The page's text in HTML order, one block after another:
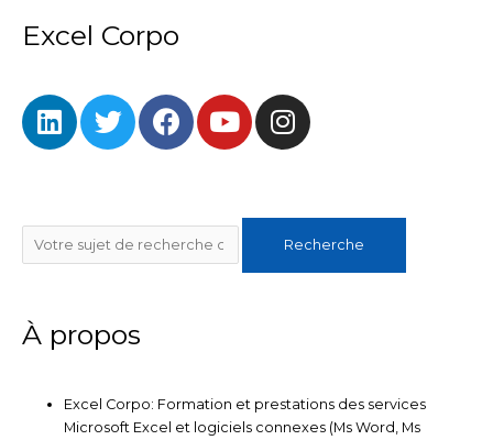
Excel Corpo
L
i
d
i
T
w
e
r
F
a
o
o
Y
o
b
e
I
n
a
g
r
Rechercher
Recherche
À propos
Excel Corpo: Formation et prestations des services
Microsoft Excel et logiciels connexes (Ms Word, Ms